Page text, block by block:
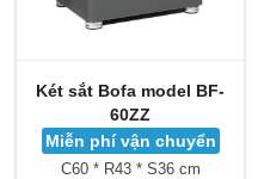
Két sắt Bofa model BF-
60ZZ
Miễn phí vận chuyển
C60 * R43 * S36 cm